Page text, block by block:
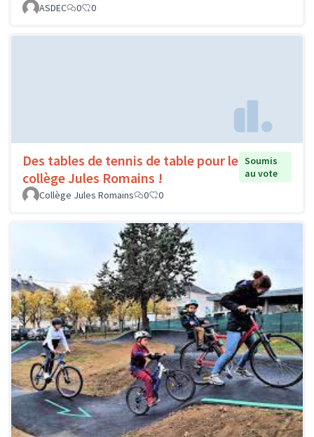
ASDEC
0 0
Des tables de tennis de table pour le
collège Jules Romains !
Soumis
au vote
Collège Jules Romains
0 0